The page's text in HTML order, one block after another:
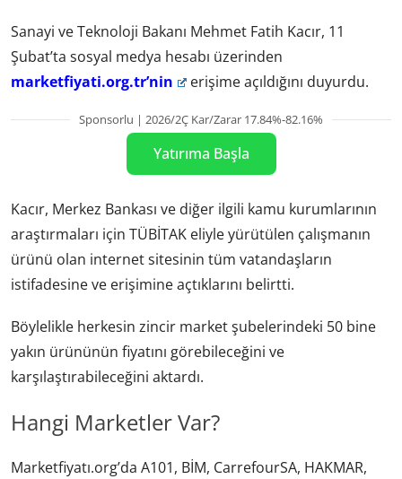
Sanayi ve Teknoloji Bakanı Mehmet Fatih Kacır, 11
Şubat’ta sosyal medya hesabı üzerinden
marketfiyati.org.tr’nin
erişime açıldığını duyurdu.
Sponsorlu | 2026/2Ç Kar/Zarar 17.84%-82.16%
Yatırıma Başla
Kacır, Merkez Bankası ve diğer ilgili kamu kurumlarının
araştırmaları için TÜBİTAK eliyle yürütülen çalışmanın
ürünü olan internet sitesinin tüm vatandaşların
istifadesine ve erişimine açtıklarını belirtti.
Böylelikle herkesin zincir market şubelerindeki 50 bine
yakın ürününün fiyatını görebileceğini ve
karşılaştırabileceğini aktardı.
Hangi Marketler Var?
Marketfiyatı.org’da A101, BİM, CarrefourSA, HAKMAR,